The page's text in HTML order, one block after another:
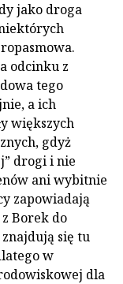
jako droga
odcinku z
tego
a ich
większych
gdyż
drogi i nie
ani wybitnie
zapowiadają
Borek do
się tu
w
dla